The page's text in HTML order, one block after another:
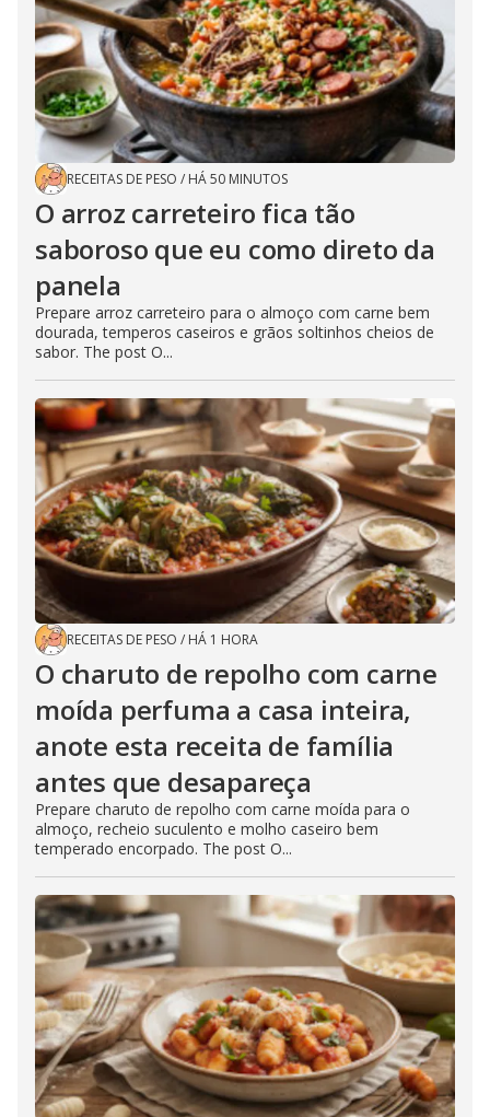
RECEITAS DE PESO / HÁ 50 MINUTOS
O arroz carreteiro fica tão
saboroso que eu como direto da
panela
Prepare arroz carreteiro para o almoço com carne bem
dourada, temperos caseiros e grãos soltinhos cheios de
sabor. The post O...
RECEITAS DE PESO / HÁ 1 HORA
O charuto de repolho com carne
moída perfuma a casa inteira,
anote esta receita de família
antes que desapareça
Prepare charuto de repolho com carne moída para o
almoço, recheio suculento e molho caseiro bem
temperado encorpado. The post O...